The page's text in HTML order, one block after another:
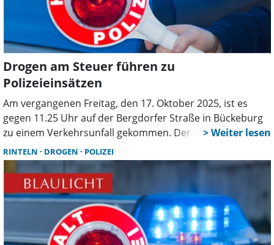
Drogen am Steuer führen zu
Polizeieinsätzen
Am vergangenen Freitag, den 17. Oktober 2025, ist es
gegen 11.25 Uhr auf der Bergdorfer Straße in Bückeburg
zu einem Verkehrsunfall gekommen. Der 25-jährige
Fahrer eines Pkw BMW kam von der Fahrbahn ab und
zerstörte dabei einen Holzgartenzaun des angrenzenden
Grundstücks. Der aus Rinteln stammende Autofahrer gab
an, dass das Heck des Fahrzeugs plötzlich „ausgebrochen”
sei und er dadurch die Kontrolle verloren habe. Da die
Beamten Anzeichen einer möglichen
Drogenbeeinflussung bei dem Bückeburger feststellten,
RINTELN DROGEN POLIZEI